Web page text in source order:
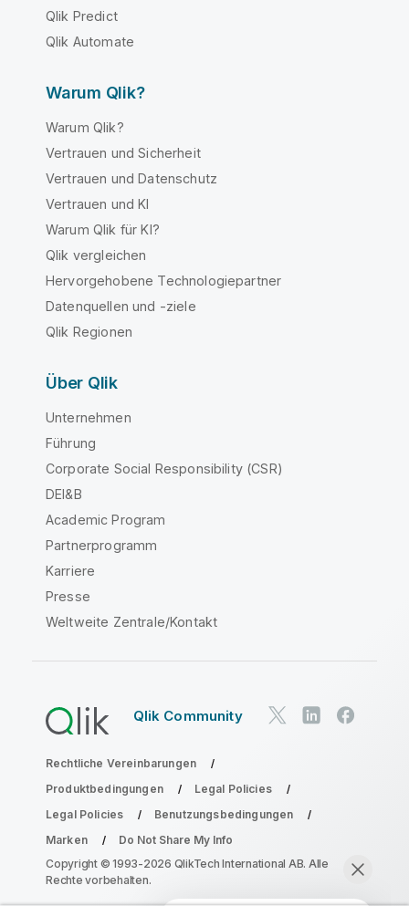
Qlik Predict
Qlik Automate
Warum Qlik?
Warum Qlik?
Vertrauen und Sicherheit
Vertrauen und Datenschutz
Vertrauen und KI
Warum Qlik für KI?
Qlik vergleichen
Hervorgehobene Technologiepartner
Datenquellen und -ziele
Qlik Regionen
Über Qlik
Unternehmen
Führung
Corporate Social Responsibility (CSR)
DEI&B
Academic Program
Partnerprogramm
Karriere
Presse
Weltweite Zentrale/Kontakt
Qlik Community
Rechtliche Vereinbarungen
Produktbedingungen
Legal Policies
Legal Policies
Benutzungsbedingungen
Marken
Do Not Share My Info
Copyright © 1993-2026 QlikTech International AB. Alle
Rechte vorbehalten.